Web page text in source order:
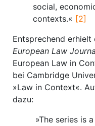
social,
contexts.« [2]
Entsprechend erhielt
European Law
European Law in
bei Cambridge
»Law in Context«.
dazu:
»The series is